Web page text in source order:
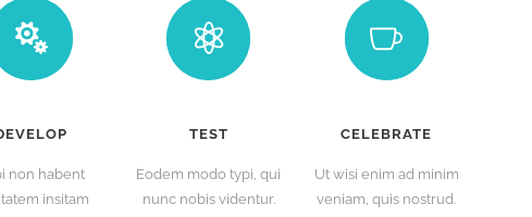
non habent
insitam
TEST
Eodem modo typi, qui
nunc nobis videntur.
CELEBRATE
Ut wisi enim ad minim
veniam, quis nostrud.